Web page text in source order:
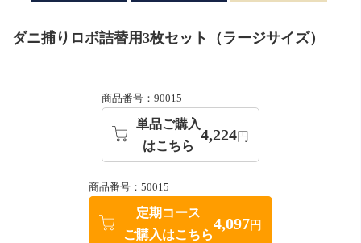
ダニ捕りロボ詰替用3枚セット（ラージサイズ）
商品番号：90015
単品ご購入
はこちら
4,224円
商品番号：50015
定期コース
ご購入はこちら
4,097円